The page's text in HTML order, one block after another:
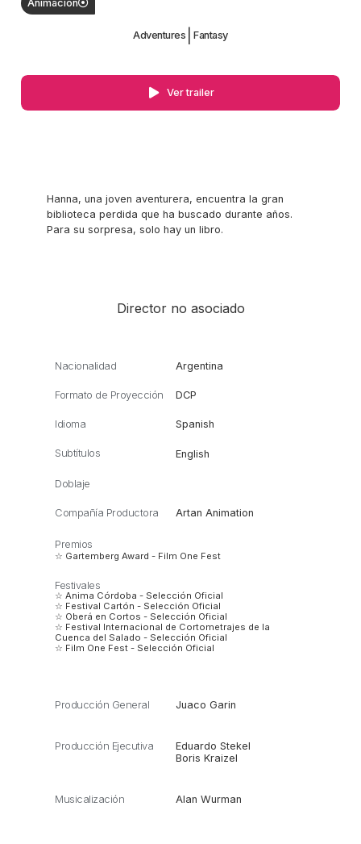
Animación
Adventures Fantasy
Ver trailer
Hanna, una joven aventurera, encuentra la gran
biblioteca perdida que ha buscado durante años.
Para su sorpresa, solo hay un libro.
Director no asociado
Nacionalidad Argentina
Formato de Proyección DCP
Idioma Spanish
Subtítulos English
Doblaje
Compañía Productora Artan Animation
Premios
☆ Gartemberg Award - Film One Fest
Festivales
☆ Anima Córdoba - Selección Oficial
☆ Festival Cartón - Selección Oficial
☆ Oberá en Cortos - Selección Oficial
☆ Festival Internacional de Cortometrajes de la
Cuenca del Salado - Selección Oficial
☆ Film One Fest - Selección Oficial
Producción General Juaco Garin
Producción Ejecutiva
Eduardo Stekel
Boris Kraizel
Musicalización Alan Wurman